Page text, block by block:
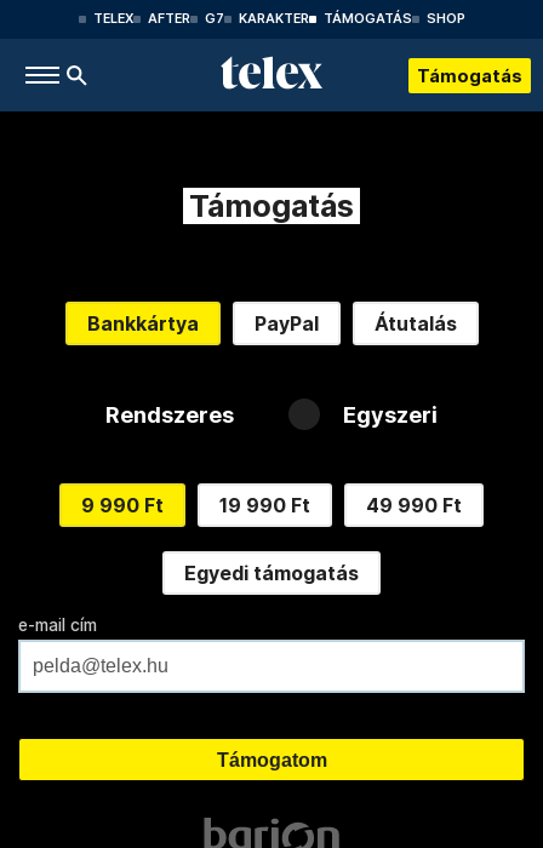
TELEX AFTER G7 KARAKTER TÁMOGATÁS SHOP
Támogatás
Támogatás
Bankkártya PayPal Átutalás
Rendszeres Egyszeri
9 990 Ft 19 990 Ft 49 990 Ft
Egyedi támogatás
e-mail cím